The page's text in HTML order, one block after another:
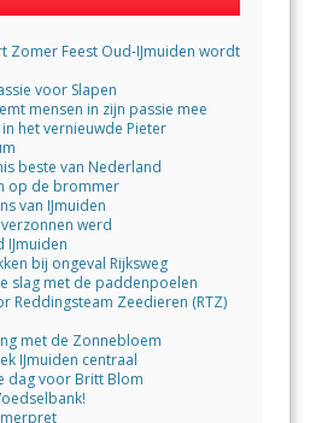
Zomer Feest Oud-IJmuiden wordt
voor Slapen
mensen in zijn passie mee
het vernieuwde Pieter
beste van Nederland
op de brommer
van IJmuiden
werd
IJmuiden
bij ongeval Rijksweg
slag met de paddenpoelen
Reddingsteam Zeedieren (RTZ)
met de Zonnebloem
IJmuiden centraal
dag voor Britt Blom